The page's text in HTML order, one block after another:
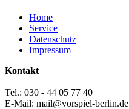
Home
Service
Datenschutz
Impressum
Kontakt
Tel.: 030 - 44 05 77 40
E-Mail: mail@vorspiel-berlin.de